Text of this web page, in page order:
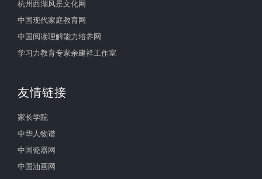
杭州西湖风景文化网
中国现代家庭教育网
中国阅读理解能力培养网
学习力教育专家余建祥工作室
友情链接
家长学院
中华人物谱
中国瓷器网
中国油画网